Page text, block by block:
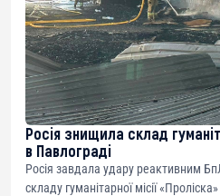
Росія знищила склад
в Павлограді
Росія завдала удару реактивним
складу гуманітарної місії